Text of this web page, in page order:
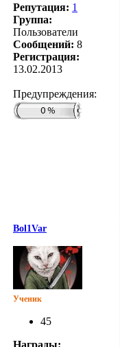
Репутация: 1
Группа:
Пользователи
Сообщений: 8
Регистрация:
13.02.2013
Предупреждения:
Bol1Var
Ученик
45
Награды: